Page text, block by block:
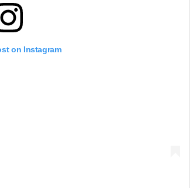
on Instagram